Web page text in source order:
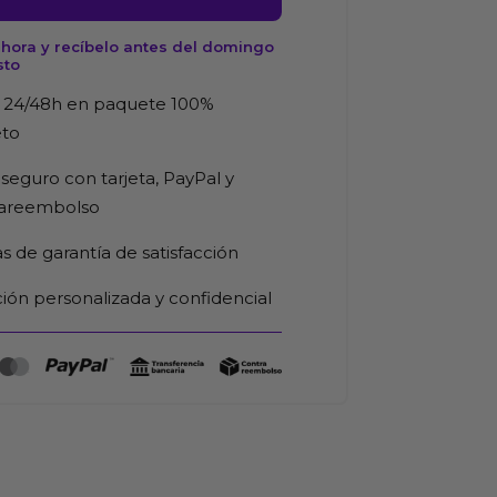
y recíbelo antes del domingo
24/48h en paquete 100%
con tarjeta, PayPal y
de garantía de satisfacción
personalizada y confidencial